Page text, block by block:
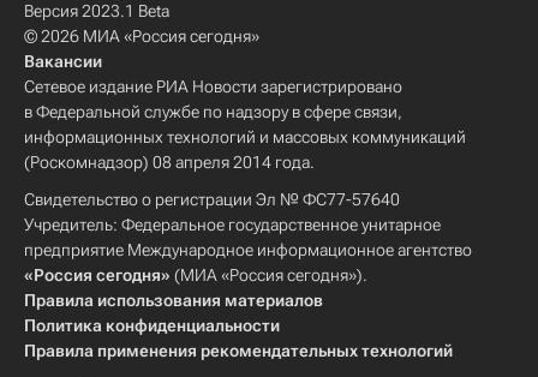
Версия 2023.1 Beta
© 2026 МИА «Россия сегодня»
Вакансии
Сетевое издание РИА Новости зарегистрировано
в Федеральной службе по надзору в сфере связи,
информационных технологий и массовых коммуникаций
(Роскомнадзор) 08 апреля 2014 года.
Свидетельство о регистрации Эл № ФС77-57640
Учредитель: Федеральное государственное унитарное
предприятие Международное информационное агентство
«Россия сегодня» (МИА «Россия сегодня»).
Правила использования материалов
Политика конфиденциальности
Правила применения рекомендательных технологий